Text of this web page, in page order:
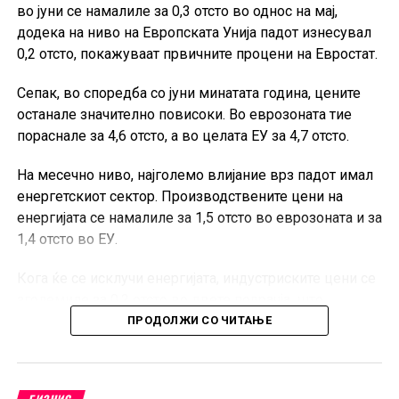
Од ССКМ посочуваат дека остануваат посветени на
создавање современ и обединет коморски систем,
клима, развој на претприемништвото и поголема
конкурентност на македонските компании.
во јуни се намалиле за 0,3 отсто во однос на мај,
додека на ниво на Европската Унија падот изнесувал
0,2 отсто, покажуваат првичните процени на Евростат.
Сепак, во споредба со јуни минатата година, цените
останале значително повисоки. Во еврозоната тие
пораснале за 4,6 отсто, а во целата ЕУ за 4,7 отсто.
На месечно ниво, најголемо влијание врз падот имал
енергетскиот сектор. Производствените цени на
енергијата се намалиле за 1,5 отсто во еврозоната и за
1,4 отсто во ЕУ.
покажува дека поевтинувањето не било присутно во
ПРОДОЛЖИ СО ЧИТАЊЕ